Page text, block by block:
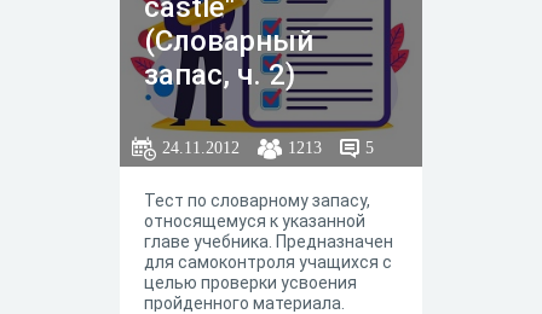
castle"
(Словарный
запас, ч. 2)
24.11.2012 1213 5
Тест по словарному запасу,
относящемуся к указанной
главе учебника. Предназначен
для самоконтроля учащихся с
целью проверки усвоения
пройденного материала.